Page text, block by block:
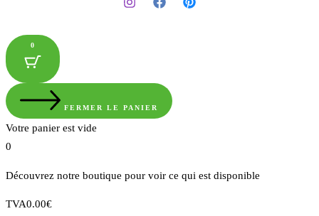
0
FERMER LE PANIER
Votre panier est vide
0
Découvrez notre boutique pour voir ce qui est disponible
Montant
TVA0.00€